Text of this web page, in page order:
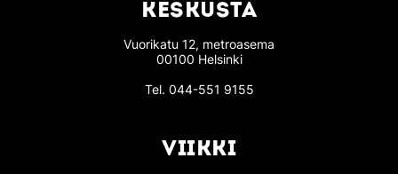
KESKUSTA
Vuorikatu 12, metroasema
00100 Helsinki
Tel. 044-551 9155
VIIKKI